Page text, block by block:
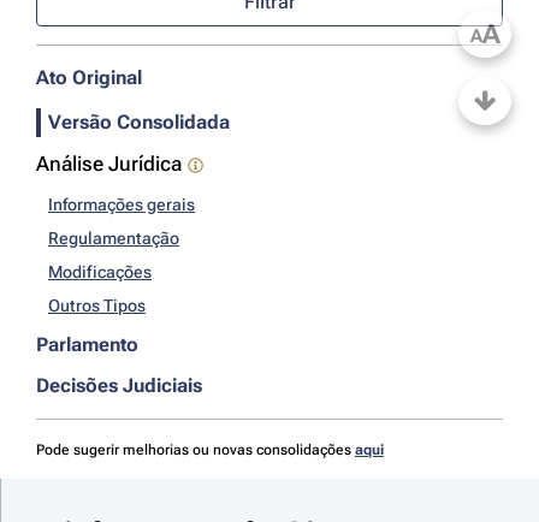
Ato Original
Versão Consolidada
Análise Jurídica
Informações gerais
Regulamentação
Modificações
Outros Tipos
Parlamento
Decisões Judiciais
Pode sugerir melhorias ou novas consolidações aqui
AA